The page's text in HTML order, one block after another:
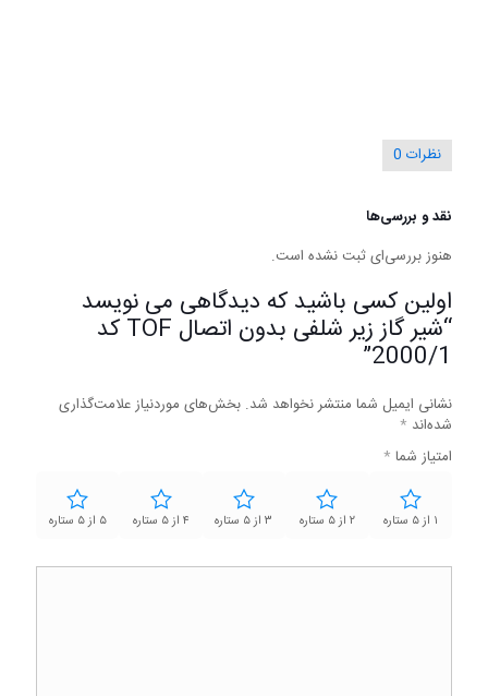
نظرات 0
نقد و بررسی‌ها
هنوز بررسی‌ای ثبت نشده است.
اولین کسی باشید که دیدگاهی می نویسد
“شیر گاز زیر شلفی بدون اتصال TOF کد
2000/1”
نشانی ایمیل شما منتشر نخواهد شد. بخش‌های موردنیاز علامت‌گذاری
شده‌اند *
امتیاز شما *
۱ از ۵ ستاره ۲ از ۵ ستاره ۳ از ۵ ستاره ۴ از ۵ ستاره ۵ از ۵ ستاره